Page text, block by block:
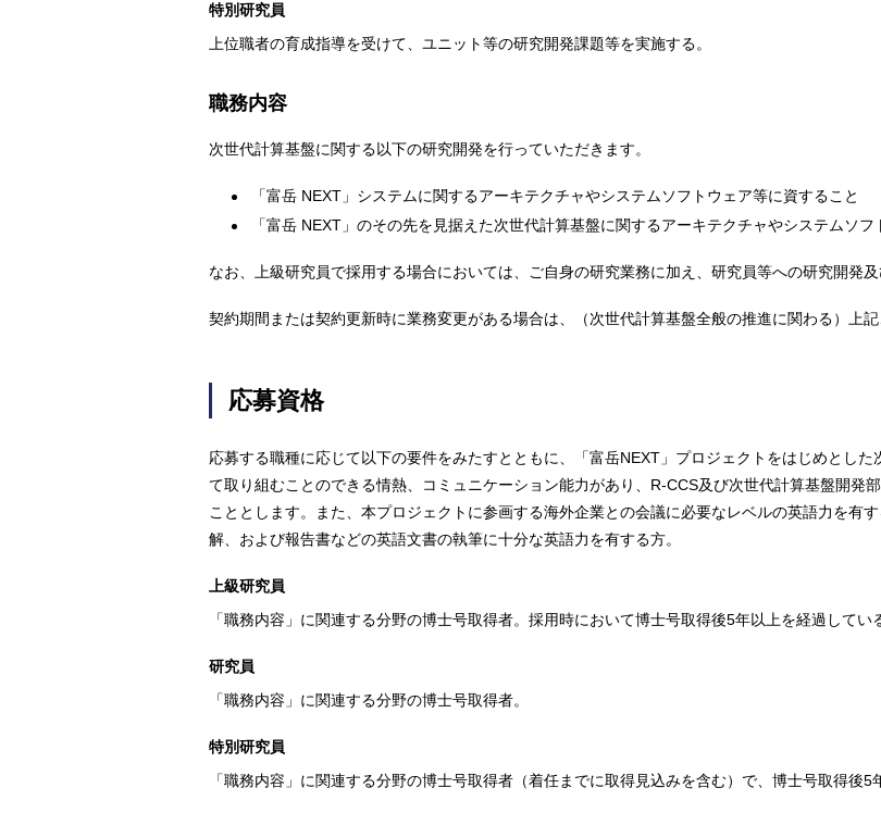
特別研究員
上位職者の育成指導を受けて、ユニット等の研究開発課題等を実施する。
職務内容
次世代計算基盤に関する以下の研究開発を行っていただきます。
「富岳 NEXT」システムに関するアーキテクチャやシステムソフトウェア等に資すること
「富岳 NEXT」のその先を見据えた次世代計算基盤に関するアーキテクチャやシステムソフ
なお、上級研究員で採用する場合においては、ご自身の研究業務に加え、研究員等への研究開発
契約期間または契約更新時に業務変更がある場合は、（次世代計算基盤全般の推進に関わる）上記
応募資格
応募する職種に応じて以下の要件をみたすとともに、「富岳NEXT」プロジェクトをはじめとし
て取り組むことのできる情熱、コミュニケーション能力があり、R-CCS及び次世代計算基盤開発
こととします。また、本プロジェクトに参画する海外企業との会議に必要なレベルの英語力を有
解、および報告書などの英語文書の執筆に十分な英語力を有する方。
上級研究員
「職務内容」に関連する分野の博士号取得者。採用時において博士号取得後5年以上を経過してい
研究員
「職務内容」に関連する分野の博士号取得者。
特別研究員
「職務内容」に関連する分野の博士号取得者（着任までに取得見込みを含む）で、博士号取得後5